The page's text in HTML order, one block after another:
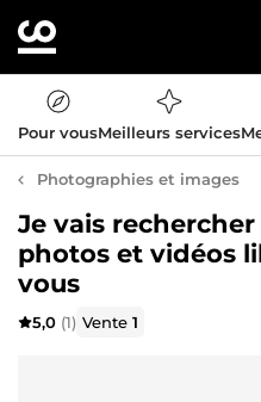
Pour vousMeilleurs services
Photographies et images
Je vais
photos et vidéos
vous
5,0 (1) Vente1